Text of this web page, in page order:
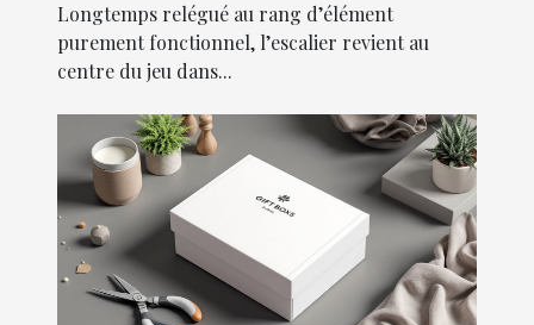
Longtemps relégué au rang d’élément
purement fonctionnel, l’escalier revient au
centre du jeu dans...